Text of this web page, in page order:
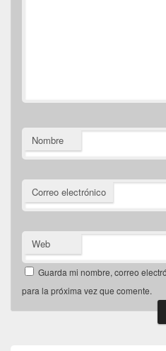
Nombre
Correo electrónico
Web
Guarda mi nombre, correo
para la próxima vez que comente.